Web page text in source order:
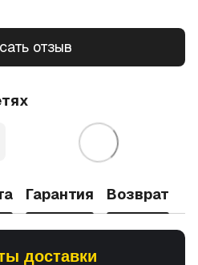
отзыв
Гарантия Возврат
доставки